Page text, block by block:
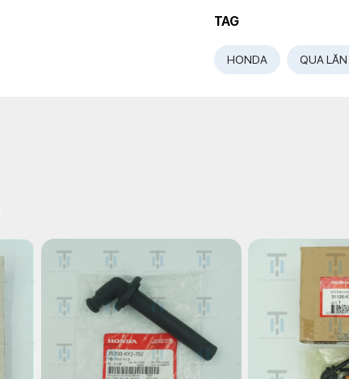
TAG
HONDA QUA LĂN